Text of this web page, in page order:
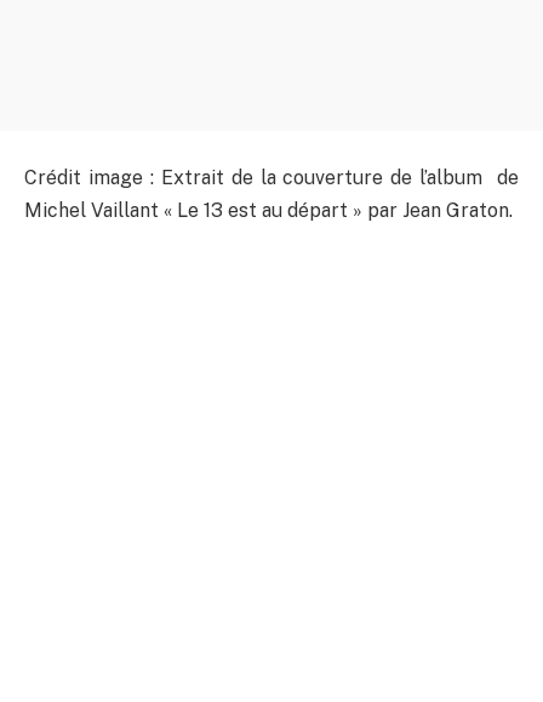
Crédit image : Extrait de la couverture de l’album de
Michel Vaillant « Le 13 est au départ » par Jean Graton.